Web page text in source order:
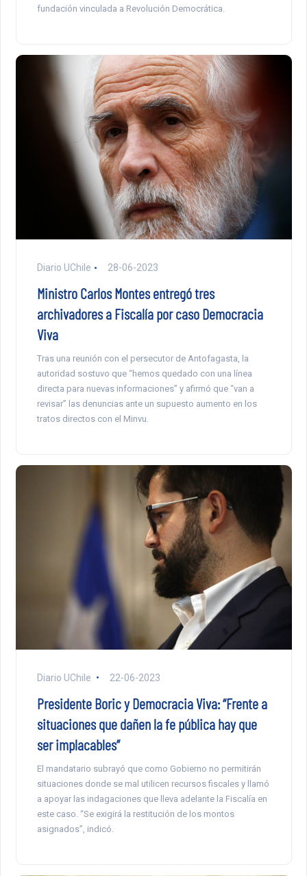
fundación vinculada a Revolución Democrática.
Diario UChile 28-06-2023
Ministro Carlos Montes entregó tres
archivadores a Fiscalía por caso Democracia
Viva
Tras una reunión con el persecutor de Antofagasta, la
autoridad sostuvo que “hemos quedado con una línea
directa para nuevas informaciones” y afirmó que “van a
revisar” las denuncias ante un supuesto aumento en los
tratos directos con el Minvu.
Diario UChile 22-06-2023
Presidente Boric y Democracia Viva: “Frente a
situaciones que dañen la fe pública hay que
ser implacables”
El mandatario subrayó que como Gobierno no permitirán
situaciones donde se mal utilicen recursos fiscales y llamó
a apoyar las indagaciones que lleva adelante la Fiscalía en
este caso. “Se exigirá la restitución de los montos
asignados”, indicó.